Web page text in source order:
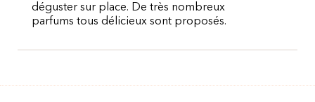
déguster sur place. De très nombreux
parfums tous délicieux sont proposés.